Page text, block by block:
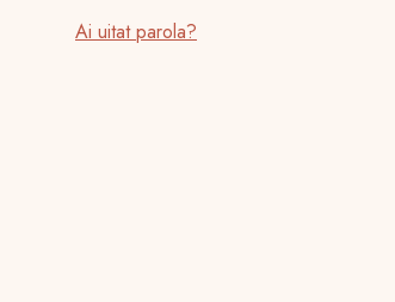
Ai uitat parola?